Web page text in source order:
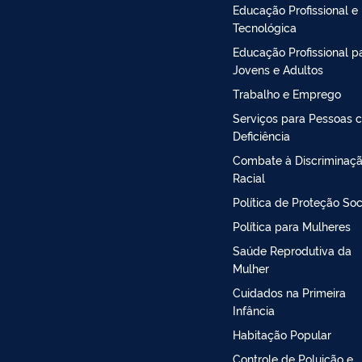
Educação Profissional e
Tecnológica
Educação Profissional
Jovens e Adultos
Trabalho e Emprego
Serviços para Pessoas
Deficiência
Combate à
Racial
Política de Proteção
Política para Mulheres
Saúde Reprodutiva da
Mulher
Cuidados na Primeira
Infância
Habitação Popular
Controle de Poluição e